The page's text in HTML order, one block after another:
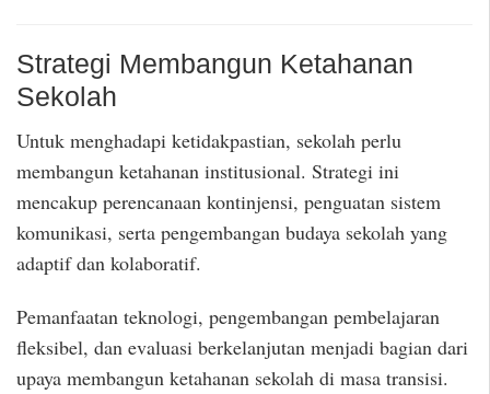
Strategi Membangun Ketahanan
Sekolah
Untuk menghadapi ketidakpastian, sekolah perlu
membangun ketahanan institusional. Strategi ini
mencakup perencanaan kontinjensi, penguatan sistem
komunikasi, serta pengembangan budaya sekolah yang
adaptif dan kolaboratif.
Pemanfaatan teknologi, pengembangan pembelajaran
fleksibel, dan evaluasi berkelanjutan menjadi bagian dari
upaya membangun ketahanan sekolah di masa transisi.